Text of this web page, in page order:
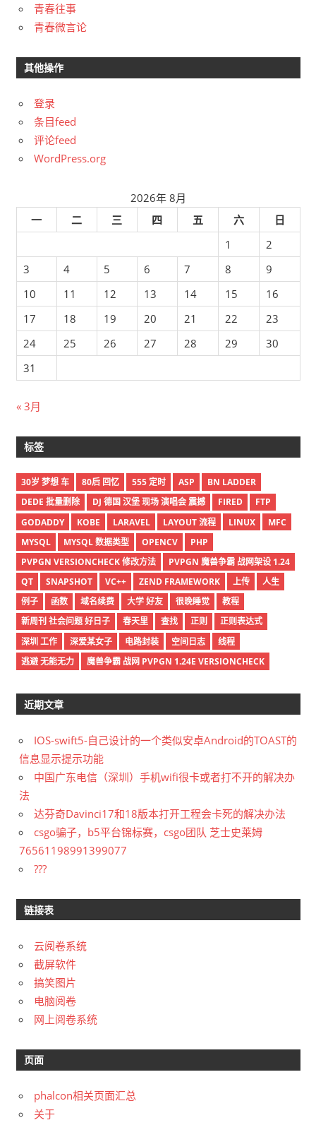
青春往事
青春微言论
其他操作
登录
条目feed
评论feed
WordPress.org
2026年 8月
一
二 三 四 五 六
日
1
2
3
4 5 6 7 8
9
10
11 12 13 14 15
16
17
18 19 20 21 22
23
24
25 26 27 28 29
30
31
« 3月
标签
30岁 梦想 车 80后 回忆 555 定时 ASP
BN LADDER
DEDE 批量删除
DJ 德国 汉堡 现场 演唱会 震撼 FIRED
FTP
GODADDY
KOBE LARAVEL LAYOUT 流程 LINUX
MFC
MYSQL
MYSQL 数据类型 OPENCV
PHP
PVPGN VERSIONCHECK 修改方法
PVPGN 魔兽争霸 战网架设 1.24
QT
SNAPSHOT VC++ ZEND FRAMEWORK 上传
人生
例子
函数 域名续费 大学 好友 很晚睡觉
教程
新周刊 社会问题 好日子
春天里 查找 正则
正则表达式
深圳 工作
深爱某女子 电路封装 空间日志
线程
逃避 无能无力
魔兽争霸 战网 PVPGN 1.24E VERSIONCHECK
近期文章
IOS-swift5-自己设计的一个类似安卓Android的TOAST的
信息显示提示功能
中国广东电信（深圳）手机wifi很卡或者打不开的解决办
法
达芬奇Davinci17和18版本打开工程会卡死的解决办法
csgo骗子，b5平台锦标赛，csgo团队 芝士史莱姆
76561198991399077
???
链接表
云阅卷系统
截屏软件
搞笑图片
电脑阅卷
网上阅卷系统
页面
phalcon相关页面汇总
关于